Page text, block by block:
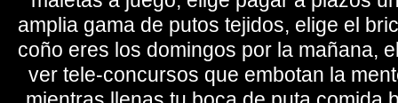
amplia gama de putos tejidos, elige el
coño eres los domingos por la mañana,
ver tele-concursos que embotan la